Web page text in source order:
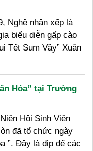
Nghệ nhân xếp lá
biểu diễn gấp cào
Tết Sum Vầy” Xuân
Hóa” tại Trường
Hội Sinh Viên
đã tổ chức ngày
”. Đây là dịp để các